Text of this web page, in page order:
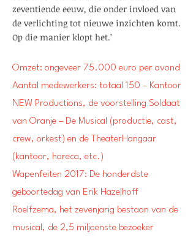
zeventiende eeuw, die onder invloed van
de verlichting tot nieuwe inzichten komt.
Op die manier klopt het.’
Omzet: ongeveer 75.000 euro per avond
Aantal medewerkers: totaal 150 - Kantoor
NEW Productions, de voorstelling Soldaat
van Oranje – De Musical (productie, cast,
crew, orkest) en de TheaterHangaar
(kantoor, horeca, etc.)
Wapenfeiten 2017: De honderdste
geboortedag van Erik Hazelhoff
Roelfzema, het zevenjarig bestaan van de
musical, de 2,5 miljoenste bezoeker